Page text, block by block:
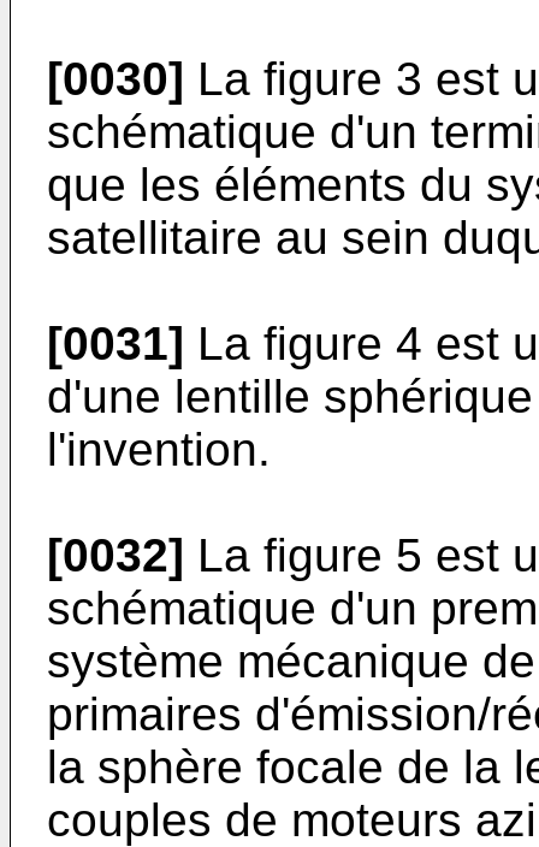
[0030] La figure 3 est
schématique d'un
que les éléments du
satellitaire au sein
[0031] La figure 4 est
d'une lentille
l'invention.
[0032] La figure 5 est
schématique d'un
système mécanique
primaires d'émission/
la sphère focale de la
couples de moteurs